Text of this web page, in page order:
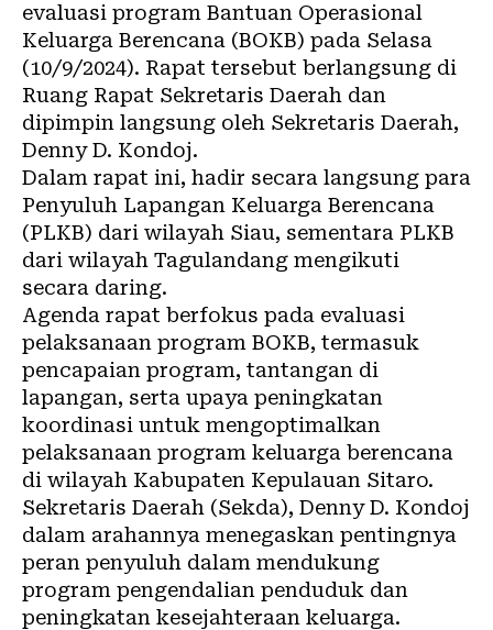
evaluasi program Bantuan Operasional
Keluarga Berencana (BOKB) pada Selasa
(10/9/2024). Rapat tersebut berlangsung di
Ruang Rapat Sekretaris Daerah dan
dipimpin langsung oleh Sekretaris Daerah,
Denny D. Kondoj.
Dalam rapat ini, hadir secara langsung para
Penyuluh Lapangan Keluarga Berencana
(PLKB) dari wilayah Siau, sementara PLKB
dari wilayah Tagulandang mengikuti
secara daring.
Agenda rapat berfokus pada evaluasi
pelaksanaan program BOKB, termasuk
pencapaian program, tantangan di
lapangan, serta upaya peningkatan
koordinasi untuk mengoptimalkan
pelaksanaan program keluarga berencana
di wilayah Kabupaten Kepulauan Sitaro.
Sekretaris Daerah (Sekda), Denny D. Kondoj
dalam arahannya menegaskan pentingnya
peran penyuluh dalam mendukung
program pengendalian penduduk dan
peningkatan kesejahteraan keluarga.